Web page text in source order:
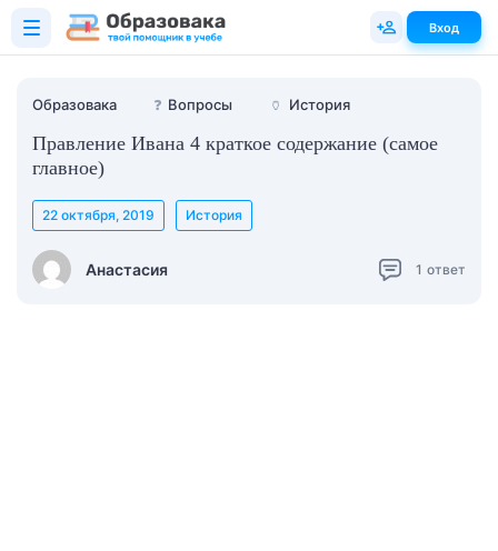
Образовака ❓ Вопросы 🏺 История
Правление Ивана 4 краткое содержание (самое
главное)
Анастасия
22 октября, 2019 История
1 ответ
Вход